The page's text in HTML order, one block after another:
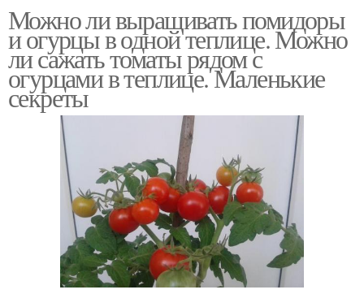
Можно ли выращивать помидоры
и огурцы в одной теплице. Можно
ли сажать томаты рядом с
огурцами в теплице. Маленькие
секреты